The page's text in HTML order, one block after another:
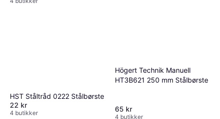
HST Ståltråd 0222 Stålbørste
22 kr
4 butikker
Högert Technik Manuell
HT3B621 250 mm Stålbørste
65 kr
4 butikker